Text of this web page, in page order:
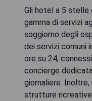
Gli hotel a 5 stelle
gamma di servizi
soggiorno degli
dei servizi comuni
ore su 24,
concierge
giornaliere.
strutture